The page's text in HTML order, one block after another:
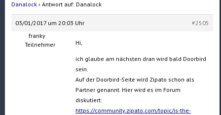
Danalock › Antwort auf: Danalock
03/01/2017 um 20:03 Uhr
#2505
franky
Teilnehmer
Hi,
ich glaube am nächsten dran wird bald Doorbird
sein.
Auf der Doorbird-Seite wird Zipato schon als
Partner genannt. Hier wird es im Forum
diskutiert:
https://community.zipato.com/topic/is-the-